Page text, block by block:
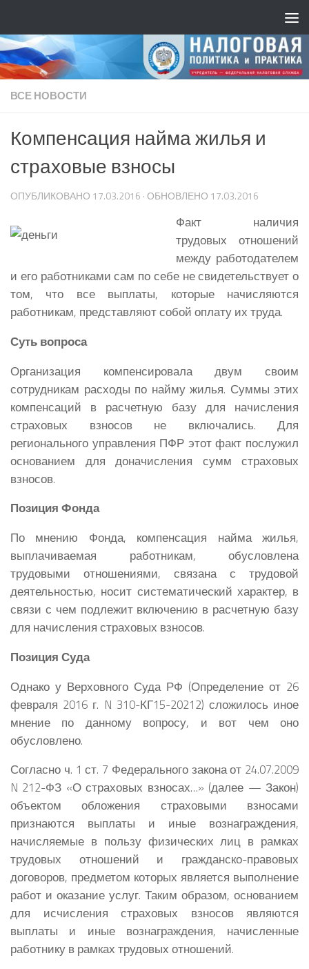
ВСЕ НОВОСТИ
Компенсация найма жилья и
страховые взносы
ОПУБЛИКОВАНО 17.03.2016 · ОБНОВЛЕНО 17.03.2016
Факт наличия
трудовых отношений
между работодателем
и его работниками сам по себе не свидетельствует о
том, что все выплаты, которые начисляются
работникам, представляют собой оплату их труда.
Суть вопроса
Организация компенсировала двум своим
сотрудникам расходы по найму жилья. Суммы этих
компенсаций в расчетную базу для начисления
страховых взносов не включались. Для
регионального управления ПФР этот факт послужил
основанием для доначисления сумм страховых
взносов.
Позиция Фонда
По мнению Фонда, компенсация найма жилья,
выплачиваемая работникам, обусловлена
трудовыми отношениями, связана с трудовой
деятельностью, носит систематический характер, в
связи с чем подлежит включению в расчетную базу
для начисления страховых взносов.
Позиция Суда
Однако у Верховного Суда РФ (Определение от 26
февраля 2016 г. N 310-КГ15-20212) сложилось иное
мнение по данному вопросу, и вот чем оно
обусловлено.
Согласно ч. 1 ст. 7 Федерального закона от 24.07.2009
N 212-ФЗ «О страховых взносах…» (далее — Закон)
объектом обложения страховыми взносами
признаются выплаты и иные вознаграждения,
начисляемые в пользу физических лиц в рамках
трудовых отношений и гражданско-правовых
договоров, предметом которых является выполнение
работ и оказание услуг. Таким образом, основанием
для исчисления страховых взносов являются
выплаты и иные вознаграждения, начисленные
работнику в рамках трудовых отношений.